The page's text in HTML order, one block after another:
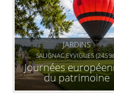
JARDINS
SALIGNAC EYVIGUES
Journées
du patrimoine